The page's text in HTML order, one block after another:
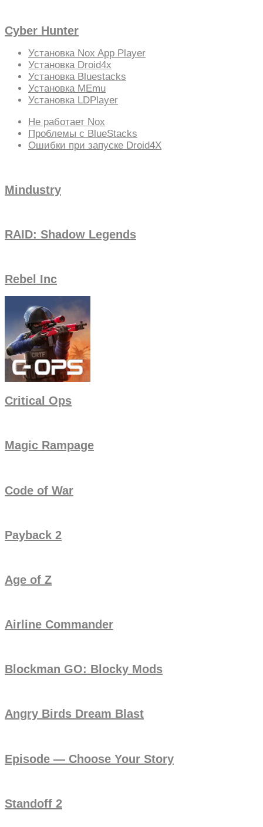
Cyber Hunter
Установка Nox App Player
Установка Droid4x
Установка Bluestacks
Установка MEmu
Установка LDPlayer
Не работает Nox
Проблемы с BlueStacks
Ошибки при запуске Droid4X
Mindustry
RAID: Shadow Legends
Rebel Inc
Critical Ops
Magic Rampage
Code of War
Payback 2
Age of Z
Airline Commander
Blockman GO: Blocky Mods
Angry Birds Dream Blast
Episode — Choose Your Story
Standoff 2